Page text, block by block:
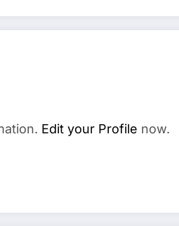
Edit your Profile now.